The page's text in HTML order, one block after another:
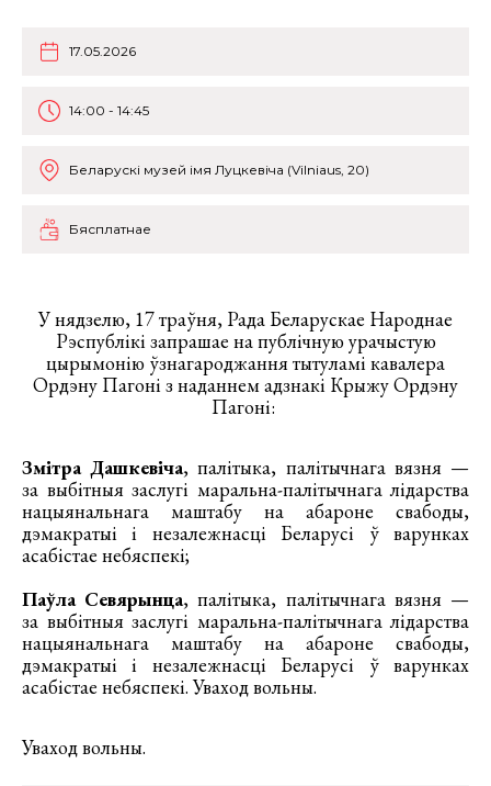
17.05.2026
14:00 - 14:45
Беларускі музей імя Луцкевіча (Vilniaus, 20)
Бясплатнае
У нядзелю, 17 траўня, Рада Беларускае Народнае
Рэспублікі запрашае на публічную урачыстую
цырымонію ўзнагароджання тытуламі кавалера
Ордэну Пагоні з наданнем адзнакі Крыжу Ордэну
Пагоні:
Змітра Дашкевіча, палітыка, палітычнага вязня —
за выбітныя заслугі маральна-палітычнага лідарства
нацыянальнага маштабу на абароне свабоды,
дэмакратыі і незалежнасці Беларусі ў варунках
асабістае небяспекі;
Паўла Севярынца, палітыка, палітычнага вязня —
за выбітныя заслугі маральна-палітычнага лідарства
нацыянальнага маштабу на абароне свабоды,
дэмакратыі і незалежнасці Беларусі ў варунках
асабістае небяспекі. Уваход вольны.
Уваход вольны.